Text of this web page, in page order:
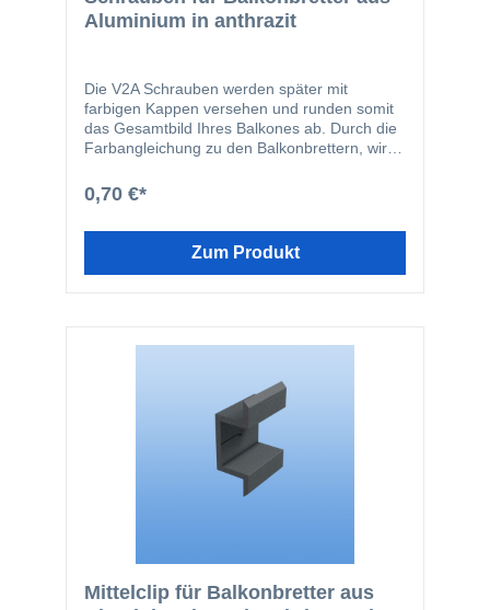
Aluminium in anthrazit
Die V2A Schrauben werden später mit
farbigen Kappen versehen und runden somit
das Gesamtbild Ihres Balkones ab. Durch die
Farbangleichung zu den Balkonbrettern, wird
Die Schraubenlänge errechnet sich aus der
Stärke Ihrer Konstruktion +16 mm für das
Balkonschraube besteht aus folgenden
0,70 €*
Zum Produkt
Mittelclip für Balkonbretter aus